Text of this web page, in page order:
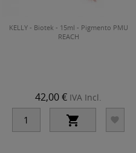
KELLY - Biotek - 15ml - Pigmento PMU
REACH
42,00 € IVA Incl.
 